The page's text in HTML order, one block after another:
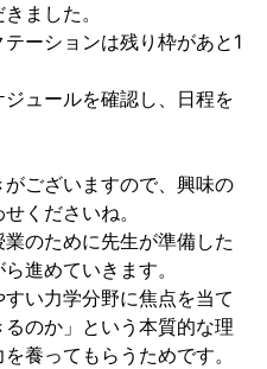
ました。
ーションは残り枠があと1
ュールを確認し、日程を
ございますので、興味の
くださいね。
のために先生が準備した
進めていきます。
い力学分野に焦点を当て
のか」という本質的な理
養ってもらうためです。